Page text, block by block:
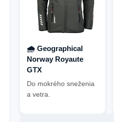
🌧️ Geographical
Norway Royaute
GTX
Do mokrého sneženia
a vetra.